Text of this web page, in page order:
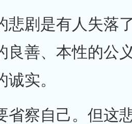
悲剧是有人失落
良善、本性的公
实。
省察自己。但这